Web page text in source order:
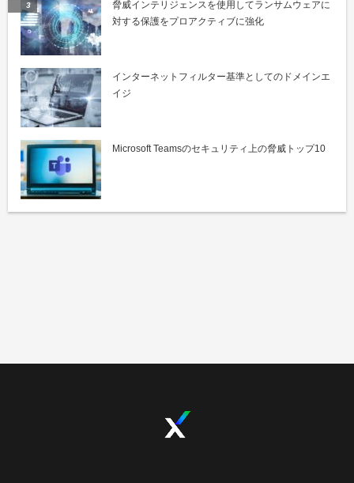
脅威インテリジェンスを使用してランサムウェアに
対する保護をプロアクティブに強化
インターネットフィルター基準としてのドメインエ
イジ
Microsoft Teamsのセキュリティ上の脅威トップ10